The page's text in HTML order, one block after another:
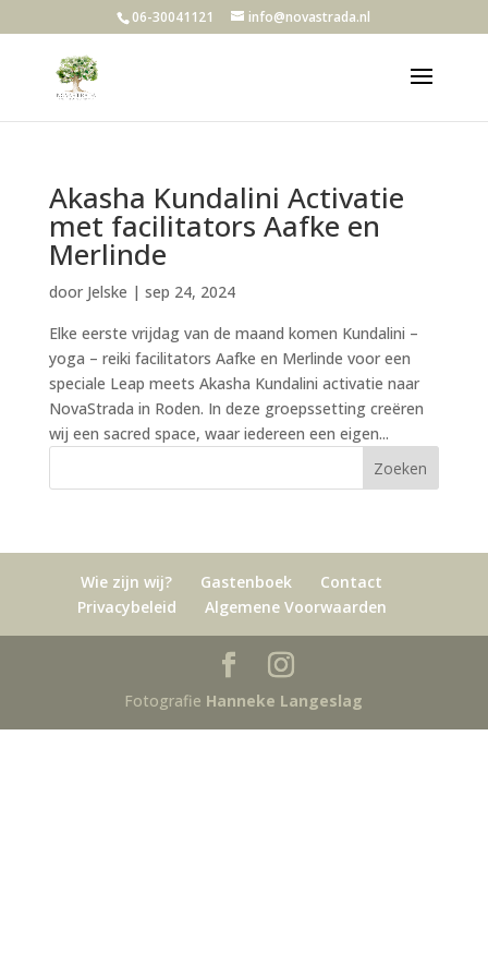
06-30041121 info@novastrada.nl
Akasha Kundalini Activatie
met facilitators Aafke en
Merlinde
door Jelske | sep 24, 2024
Elke eerste vrijdag van de maand komen Kundalini –
yoga – reiki facilitators Aafke en Merlinde voor een
speciale Leap meets Akasha Kundalini activatie naar
NovaStrada in Roden. In deze groepssetting creëren
wij een sacred space, waar iedereen een eigen...
Wie zijn wij? Gastenboek
Contact
Privacybeleid
Algemene Voorwaarden
Fotografie Hanneke Langeslag